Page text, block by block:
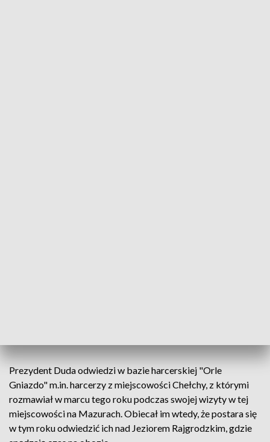
Prezydent Duda odwiedzi w bazie harcerskiej "Orle
Gniazdo" m.in. harcerzy z miejscowości Chełchy, z którymi
rozmawiał w marcu tego roku podczas swojej wizyty w tej
miejscowości na Mazurach. Obiecał im wtedy, że postara się
w tym roku odwiedzić ich nad Jeziorem Rajgrodzkim, gdzie